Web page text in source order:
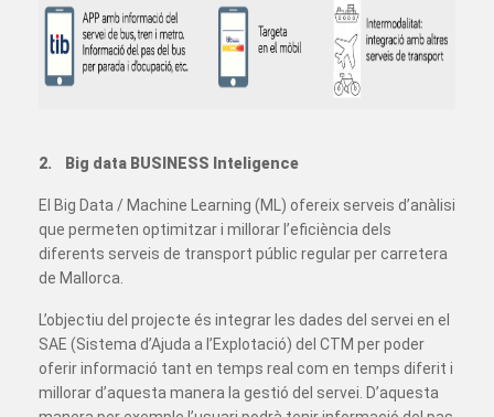
2. Big data BUSINESS Inteligence
El Big Data / Machine Learning (ML) ofereix serveis d’anàlisi
que permeten optimitzar i millorar l’eficiència dels
diferents serveis de transport públic regular per carretera
de Mallorca.
L’objectiu del projecte és integrar les dades del servei en el
SAE (Sistema d’Ajuda a l’Explotació) del CTM per poder
oferir informació tant en temps real com en temps diferit i
millorar d’aquesta manera la gestió del servei. D’aquesta